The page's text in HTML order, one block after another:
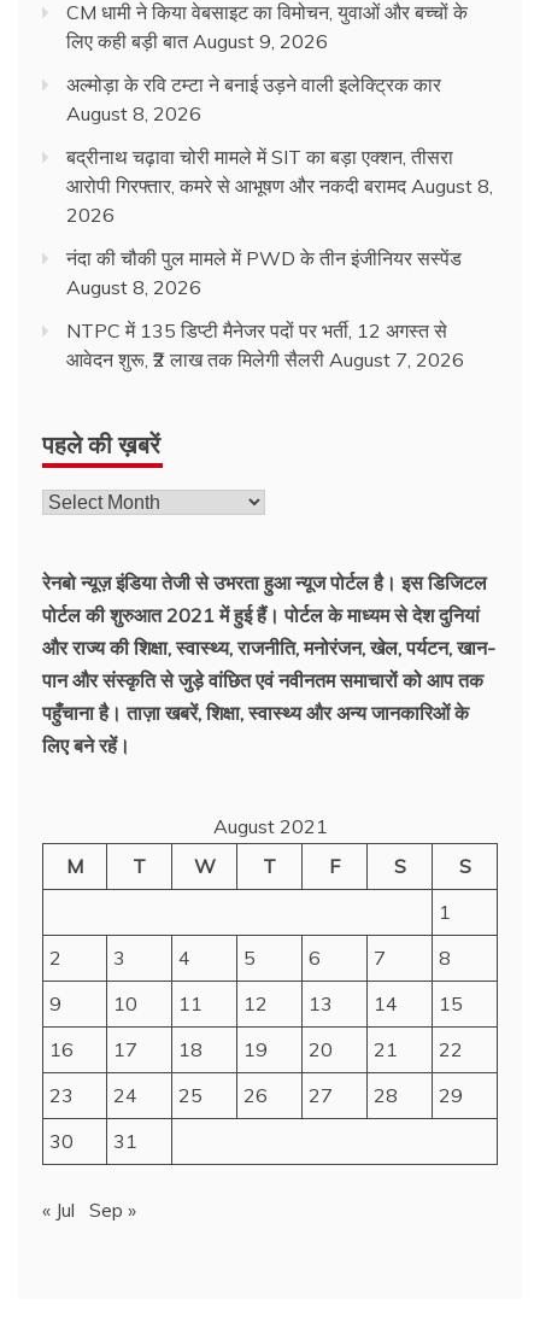
CM धामी ने किया वेबसाइट का विमोचन, युवाओं और बच्चों के
लिए कही बड़ी बात August 9, 2026
अल्मोड़ा के रवि टम्टा ने बनाई उड़ने वाली इलेक्ट्रिक कार
August 8, 2026
बद्रीनाथ चढ़ावा चोरी मामले में SIT का बड़ा एक्शन, तीसरा
आरोपी गिरफ्तार, कमरे से आभूषण और नकदी बरामद August 8,
2026
नंदा की चौकी पुल मामले में PWD के तीन इंजीनियर सस्पेंड
August 8, 2026
NTPC में 135 डिप्टी मैनेजर पदों पर भर्ती, 12 अगस्त से
आवेदन शुरू, ₹2 लाख तक मिलेगी सैलरी August 7, 2026
पहले की ख़बरें
रेनबो न्यूज़ इंडिया तेजी से उभरता हुआ न्‍यूज पोर्टल है। इस डिजिटल
पोर्टल की शुरुआत 2021 में हुई हैं। पोर्टल के माध्यम से देश दुनियां
और राज्य की शिक्षा, स्वास्थ्य, राजनीति, मनोरंजन, खेल, पर्यटन, खान-
पान और संस्कृति से जुड़े वांछित एवं नवीनतम समाचारों को आप तक
पहुँचाना है। ताज़ा खबरें, शिक्षा, स्वास्थ्य और अन्य जानकारिओं के
लिए बने रहें।
August 2021
M
T W T F S
S
1
2
3 4 5 6 7
8
9
10 11 12 13 14
15
16
17 18 19 20 21
22
23
24 25 26 27 28
29
30
31
« Jul Sep »